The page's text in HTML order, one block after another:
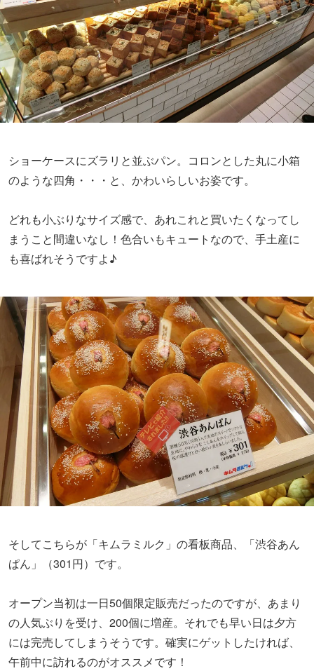
ショーケースにズラリと並ぶパン。コロンとした丸に小箱
のような四角・・・と、かわいらしいお姿です。
どれも小ぶりなサイズ感で、あれこれと買いたくなってし
まうこと間違いなし！色合いもキュートなので、手土産に
も喜ばれそうですよ♪
そしてこちらが「キムラミルク」の看板商品、「渋谷あん
ぱん」（301円）です。
オープン当初は一日50個限定販売だったのですが、あまり
の人気ぶりを受け、200個に増産。それでも早い日は夕方
には完売してしまうそうです。確実にゲットしたければ、
午前中に訪れるのがオススメです！